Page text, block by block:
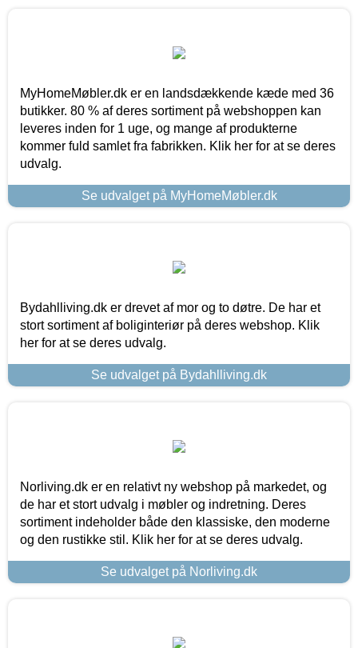
MyHomeMøbler.dk er en landsdækkende kæde med 36
butikker. 80 % af deres sortiment på webshoppen kan
leveres inden for 1 uge, og mange af produkterne
kommer fuld samlet fra fabrikken. Klik her for at se deres
udvalg.
Se udvalget på MyHomeMøbler.dk
Bydahlliving.dk er drevet af mor og to døtre. De har et
stort sortiment af boliginteriør på deres webshop. Klik
her for at se deres udvalg.
Se udvalget på Bydahlliving.dk
Norliving.dk er en relativt ny webshop på markedet, og
de har et stort udvalg i møbler og indretning. Deres
sortiment indeholder både den klassiske, den moderne
og den rustikke stil. Klik her for at se deres udvalg.
Se udvalget på Norliving.dk